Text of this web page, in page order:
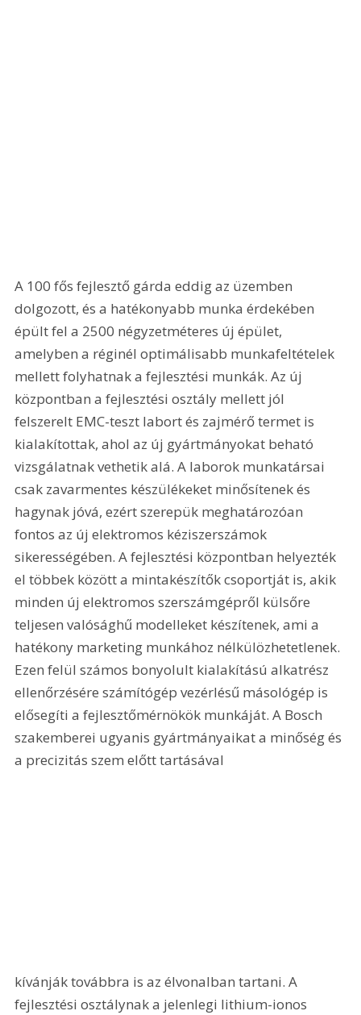
A 100 fős fejlesztő gárda eddig az üzemben
dolgozott, és a hatékonyabb munka érdekében
épült fel a 2500 négyzetméteres új épület,
amelyben a réginél optimálisabb munkafeltételek
mellett folyhatnak a fejlesztési munkák. Az új
központban a fejlesztési osztály mellett jól
felszerelt EMC-teszt labort és zajmérő termet is
kialakítottak, ahol az új gyártmányokat beható
vizsgálatnak vethetik alá. A laborok munkatársai
csak zavarmentes készülékeket minősítenek és
hagynak jóvá, ezért szerepük meghatározóan
fontos az új elektromos kéziszerszámok
sikerességében. A fejlesztési központban helyezték
el többek között a mintakészítők csoportját is, akik
minden új elektromos szerszámgépről külsőre
teljesen valósághű modelleket készítenek, ami a
hatékony marketing munkához nélkülözhetetlenek.
Ezen felül számos bonyolult kialakítású alkatrész
ellenőrzésére számítógép vezérlésű másológép is
elősegíti a fejlesztőmérnökök munkáját. A Bosch
szakemberei ugyanis gyártmányaikat a minőség és
a precizitás szem előtt tartásával
kívánják továbbra is az élvonalban tartani. A
fejlesztési osztálynak a jelenlegi lithium-ionos